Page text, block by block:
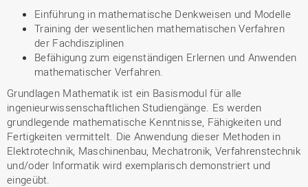
Einführung in mathematische Denkweisen und Modelle
Training der wesentlichen mathematischen Verfahren
der Fachdisziplinen
Befähigung zum eigenständigen Erlernen und Anwenden
mathematischer Verfahren.
Grundlagen Mathematik ist ein Basismodul für alle
ingenieurwissenschaftlichen Studiengänge. Es werden
grundlegende mathematische Kenntnisse, Fähigkeiten und
Fertigkeiten vermittelt. Die Anwendung dieser Methoden in
Elektrotechnik, Maschinenbau, Mechatronik, Verfahrenstechnik
und/oder Informatik wird exemplarisch demonstriert und
eingeübt.